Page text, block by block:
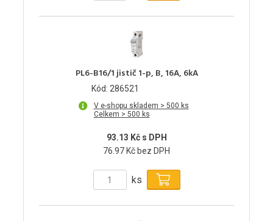
PL6-B16/1 jistič 1-p, B, 16A, 6kA
Kód: 286521
V e-shopu skladem > 500 ks
Celkem > 500 ks
93.13 Kč s DPH
76.97 Kč bez DPH
ks